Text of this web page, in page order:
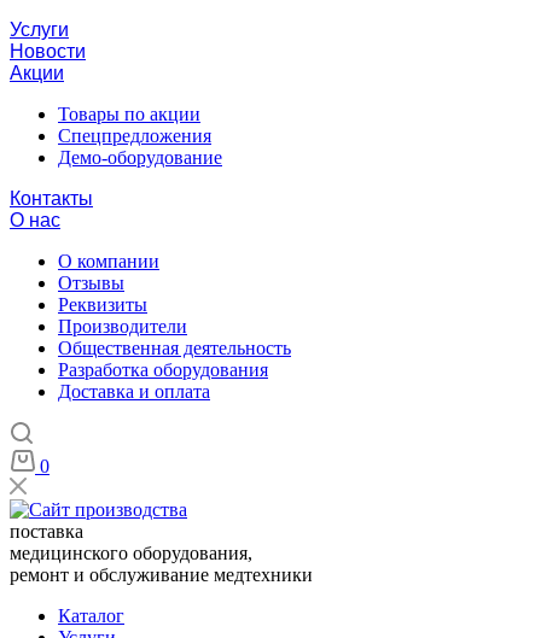
Услуги
Новости
Акции
Товары по акции
Спецпредложения
Демо-оборудование
Контакты
О нас
О компании
Отзывы
Реквизиты
Производители
Общественная деятельность
Разработка оборудования
Доставка и оплата
0
поставка
медицинского оборудования,
ремонт и обслуживание медтехники
Каталог